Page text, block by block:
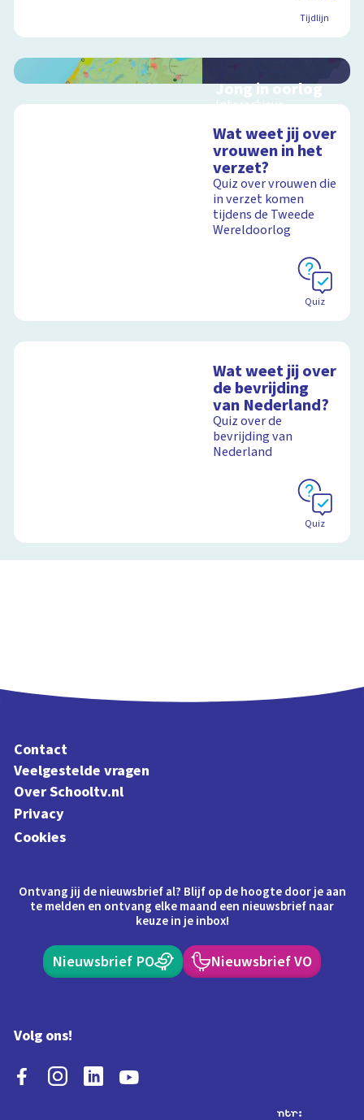
Tijdlijn
Jong in oorlog
Interactieve
Nederland tijdens de
Tweede
Wereldoorlog
Schoolplaat
Wat weet jij over
vrouwen in het
verzet?
Quiz over vrouwen die
in verzet komen
tijdens de Tweede
Wereldoorlog
Quiz
Wat weet jij over
de bevrijding
van Nederland?
Quiz over de
bevrijding van
Nederland
Quiz
Contact
Veelgestelde vragen
Over Schooltv.nl
Privacy
Cookies
Ontvang jij de nieuwsbrief al? Blijf op de hoogte door je aan
te melden en ontvang elke maand een nieuwsbrief naar
keuze in je inbox!
Nieuwsbrief PO Nieuwsbrief VO
Volg ons!